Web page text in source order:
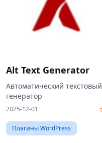
Alt Text Generator
Автоматический текстовый
генератор
2025-12-01
Плагины WordPress